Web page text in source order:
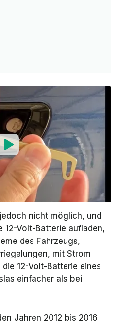
nicht möglich, und
12-Volt-Batterie aufladen,
des Fahrzeugs,
mit Strom
12-Volt-Batterie eines
einfacher als bei
Jahren 2012 bis 2016